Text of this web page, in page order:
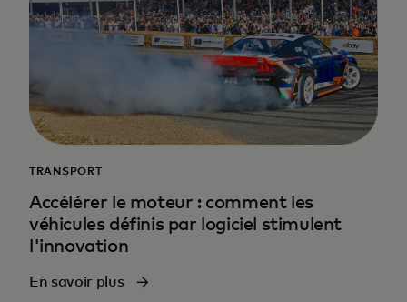
TRANSPORT
Accélérer le moteur : comment les
véhicules définis par logiciel stimulent
l'innovation
En savoir plus